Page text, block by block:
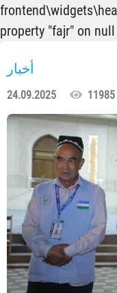
property "fajr" on null
أخبار
24.09.2025 11985